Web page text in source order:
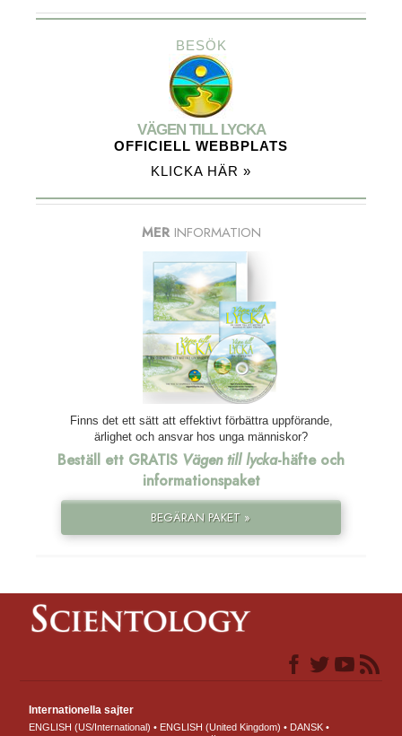
BESÖK
VÄGEN TILL LYCKA
OFFICIELL WEBBPLATS
KLICKA HÄR »
MER INFORMATION
Finns det ett sätt att effektivt förbättra uppförande,
ärlighet och ansvar hos unga människor?
Beställ ett GRATIS Vägen till lycka-häfte och
informationspaket
BEGÄRAN PAKET »
Internationella sajter
ENGLISH (US/International) ENGLISH (United Kingdom) DANSK